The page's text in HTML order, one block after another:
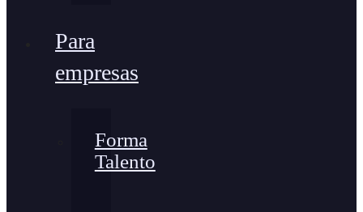
Para
empresas
Forma
Talento